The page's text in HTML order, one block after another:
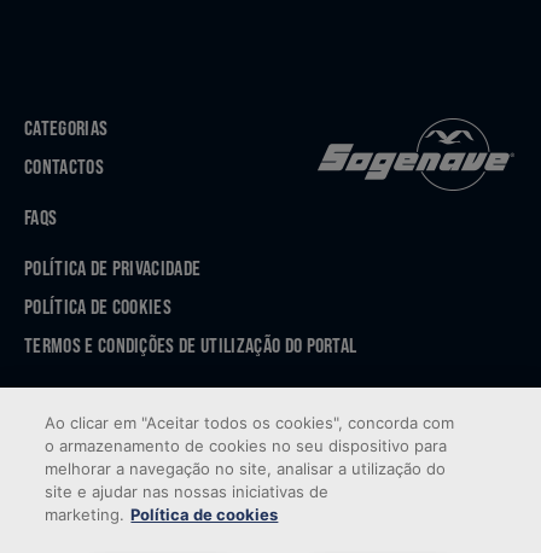
CATEGORIAS
CONTACTOS
FAQS
POLÍTICA DE PRIVACIDADE
POLÍTICA DE COOKIES
TERMOS E CONDIÇÕES DE UTILIZAÇÃO DO PORTAL
GOOGLE PLAY
Ao clicar em "Aceitar todos os cookies", concorda com
o armazenamento de cookies no seu dispositivo para
melhorar a navegação no site, analisar a utilização do
site e ajudar nas nossas iniciativas de
marketing. Política de cookies